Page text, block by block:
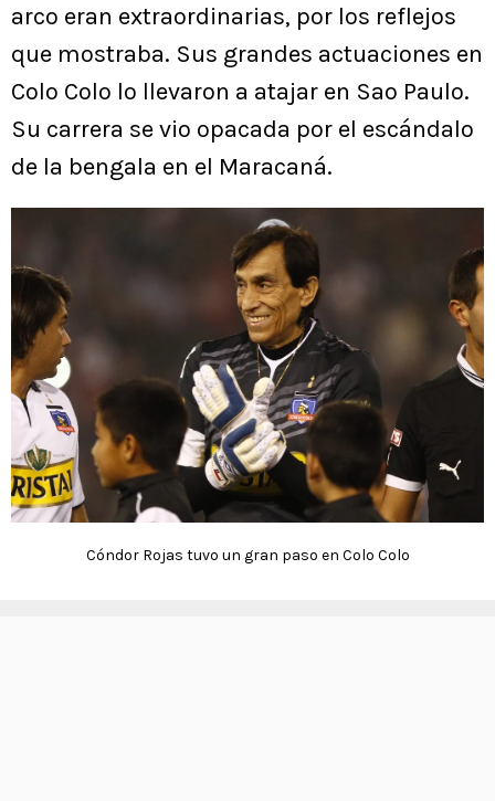
arco eran extraordinarias, por los reflejos
que mostraba. Sus grandes actuaciones en
Colo Colo lo llevaron a atajar en Sao Paulo.
Su carrera se vio opacada por el escándalo
de la bengala en el Maracaná.
Cóndor Rojas tuvo un gran paso en Colo Colo